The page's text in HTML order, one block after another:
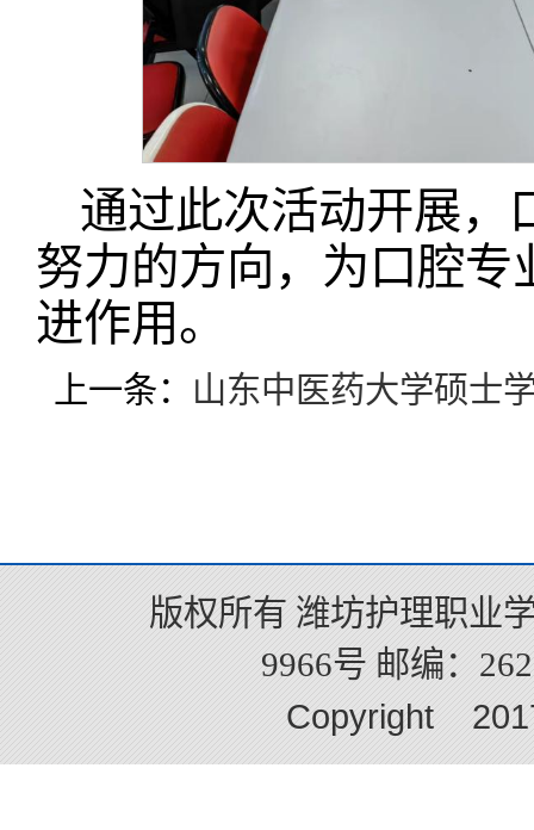
通过此次活动开展，
努力的方向，为口腔
进作用。
上一条： 山东中医药大学硕士
版权所有 潍坊护理职业
9966号 邮编：
Copyright